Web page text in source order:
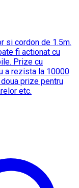
si cordon de 1.5m.
fi actionat cu
Prize cu
a rezista la 10000
prize pentru
etc.